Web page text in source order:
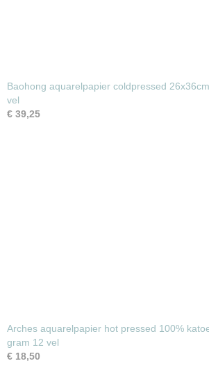
Baohong aquarelpapier coldpressed
vel
€ 39,25
Arches aquarelpapier hot pressed 100%
gram 12 vel
€ 18,50